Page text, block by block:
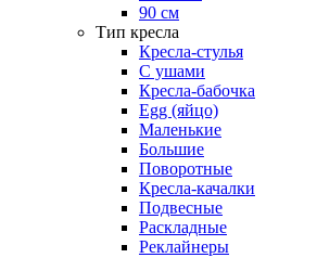
90 см
Тип кресла
Кресла-стулья
С ушами
Кресла-бабочка
Egg (яйцо)
Маленькие
Большие
Поворотные
Кресла-качалки
Подвесные
Раскладные
Реклайнеры